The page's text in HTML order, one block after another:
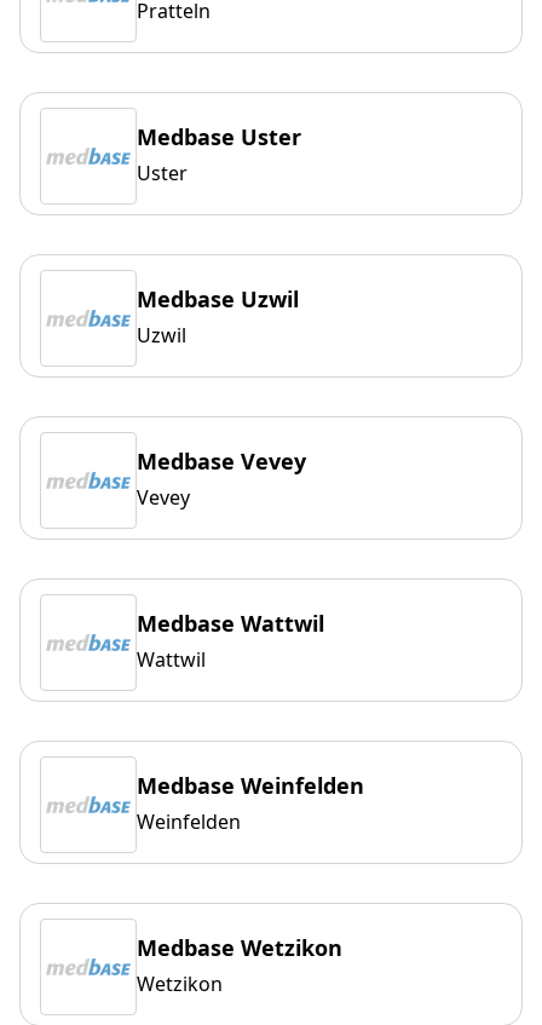
Pratteln
Medbase Uster
Uster
Medbase Uzwil
Uzwil
Medbase Vevey
Vevey
Medbase Wattwil
Wattwil
Medbase Weinfelden
Weinfelden
Medbase Wetzikon
Wetzikon